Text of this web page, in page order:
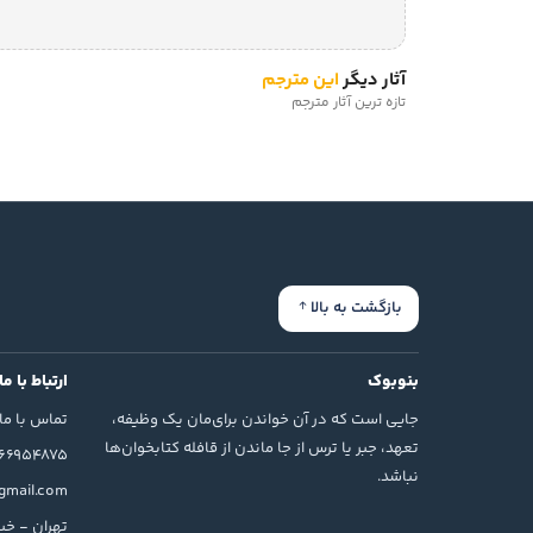
آثار دیگراین مترجم
تازه ترین آثار مترجم
بازگشت به بالا
بنوبوک
جایی است که در آن خواندن برای‌مان یک وظیفه،
تعهد، جبر یا ترس از جا ماندن از قافله کتابخوان‌ها
نباشد.
ارتباط با ما
تماس با ما
تهران -